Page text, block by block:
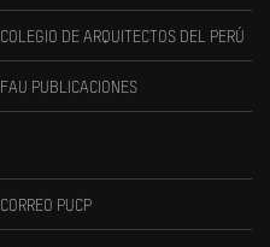
COLEGIO DE ARQUITECTOS DEL PERÚ
FAU PUBLICACIONES
CORREO PUCP